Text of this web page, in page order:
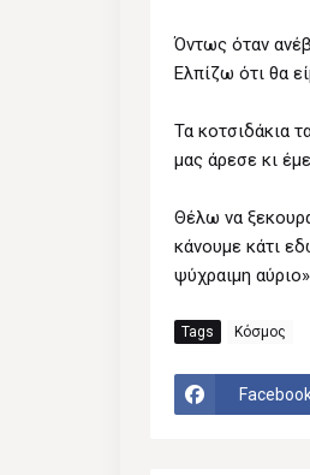
Όντως όταν
Ελπίζω ότι θα
Τα κοτσιδάκια
μας άρεσε κι
Θέλω να
κάνουμε κάτι
ψύχραιμη αύριο»
Tags Κόσμος